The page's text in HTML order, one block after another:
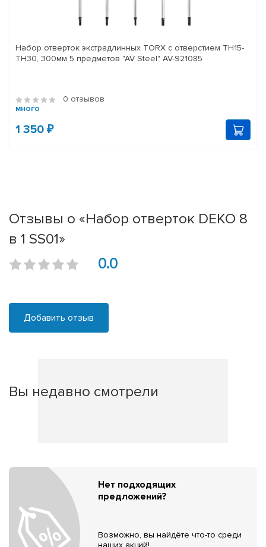
Набор отверток экстрадлинных TORX с отверстием TH15-
TH30, 300мм 5 предметов "AV Steel" AV-921085
0 отзывов
много
1 350 ₽
Отзывы о «Набор отверток DEKO 8
в 1 SS01»
0.0
Добавить отзыв
Вы недавно смотрели
Нет подходящих
предложений?
Возможно, вы найдёте что-то среди